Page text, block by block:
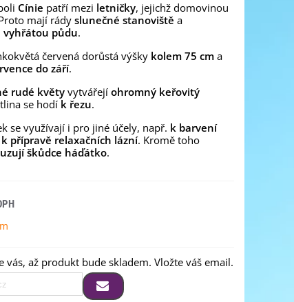
Cínie patří mezi letničky, jejichž domovinou
mají rády slunečné stanoviště a
vyhřátou půdu.
červená dorůstá výšky kolem 75 cm a
do září.
rudé květy vytvářejí ohromný keřovitý
se hodí k řezu.
se využívají i pro jiné účely, např. k barvení
přípravě relaxačních lázní. Kromě toho
škůdce háďátko.
vás, až produkt bude skladem. Vložte váš email.